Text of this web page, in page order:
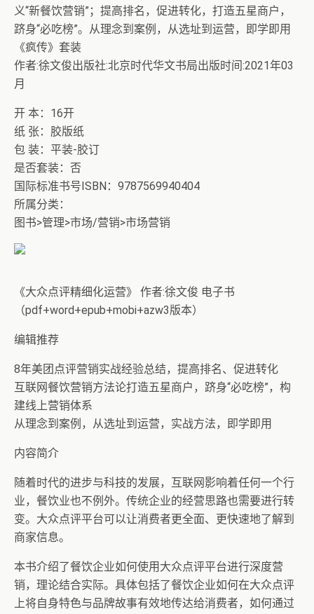
义“新餐饮营销”；提高排名，促进转化，打造五星商户，
跻身“必吃榜”。从理念到案例，从选址到运营，即学即用
《疯传》套装
作者:徐文俊出版社:北京时代华文书局出版时间:2021年03
月
开 本：16开
纸 张：胶版纸
包 装：平装-胶订
是否套装：否
国际标准书号ISBN：9787569940404
所属分类：
图书>管理>市场/营销>市场营销
《大众点评精细化运营》 作者:徐文俊 电子书
（pdf+word+epub+mobi+azw3版本）
编辑推荐
8年美团点评营销实战经验总结，提高排名、促进转化
互联网餐饮营销方法论打造五星商户，跻身“必吃榜”，构
建线上营销体系
从理念到案例，从选址到运营，实战方法，即学即用
内容简介
随着时代的进步与科技的发展，互联网影响着任何一个行
业，餐饮业也不例外。传统企业的经营思路也需要进行转
变。大众点评平台可以让消费者更全面、更快速地了解到
商家信息。
本书介绍了餐饮企业如何使用大众点评平台进行深度营
销，理论结合实际。具体包括了餐饮企业如何在大众点评
上将自身特色与品牌故事有效地传达给消费者，如何通过